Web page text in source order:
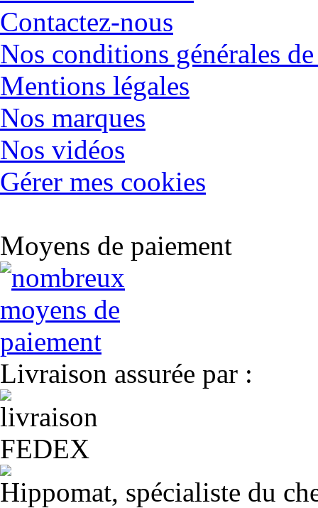
Contactez-nous
Nos conditions générales
Mentions légales
Nos marques
Nos vidéos
Gérer mes cookies
Moyens de paiement
Livraison assurée par :
Hippomat, spécialiste du